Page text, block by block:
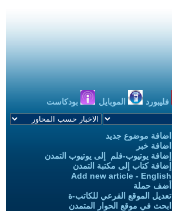
فليبورد الموبايل بودكاست
اضافة موضوع جديد
اضافة خبر
إضافة يوتيوب-فلم إلى يوتيوب التمدن
إضافة كتاب إلى مكتبة التمدن
Add new article - English
أضف حملة
تعديل الموقع الفرعي للكاتب-ة
ابحث في موقع الحوار المتمدن